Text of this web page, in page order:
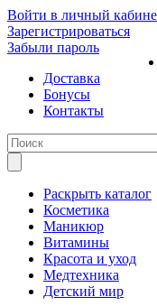
Войти в личный
Зарегистрироваться
Забыли пароль
Доставка
Бонусы
Контакты
Раскрыть каталог
Косметика
Маникюр
Витамины
Красота и уход
Медтехника
Детский мир